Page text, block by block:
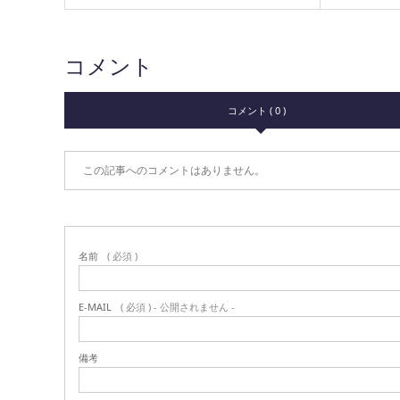
コメント
コメント ( 0 )
この記事へのコメントはありません。
名前 ( 必須 )
E-MAIL ( 必須 ) - 公開されません -
備考